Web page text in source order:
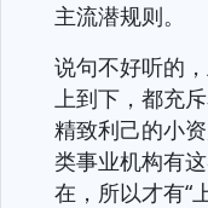
主流潜规则。
说句不好听的
上到下，都充
精致利己的小
类事业机构有
在，所以才有“